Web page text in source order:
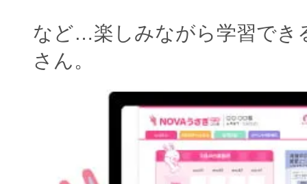
など…楽しみながら学習でき
さん。